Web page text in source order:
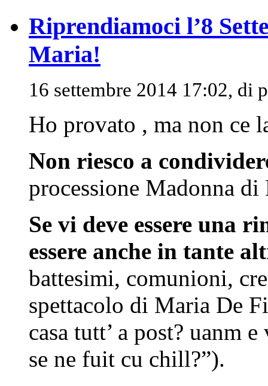
Riprendiamoci l’8
Maria!
16 settembre 2014 17:02, di
Ho provato , ma non ce
Non riesco a
processione Madonna
Se vi deve essere una
essere anche in tante
battesimi, comunioni,
spettacolo di Maria De
casa tutt’ a post? uanm
se ne fuit cu chill?”).